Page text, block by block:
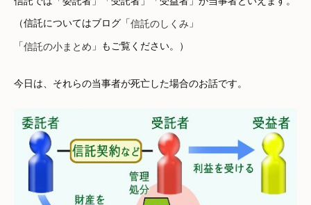
（信託についてはブログ「信託のしくみ 」
「信託の小まとめ 」もご覧ください。）
今日は、それらの当事者が死亡した場合のお話です。